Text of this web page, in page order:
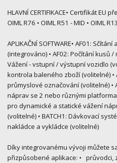
HLAVNÍ CERTIFIKACE• Certifikát EU
OIML R76 • OIML R51 - MID • OIML
APLIKAČNÍ SOFTWARE• AF01:
(integrováno) • AF02: Počítání kusů /
Vážení - vstupní / výstupní vozidlo
kontrola baleného zboží (volitelné) •
průmyslové označování (volitelné) •
náprav se 2 nebo různými
pro dynamické a statické vážení
(volitelné) • BATCH1: Dávkovací
nakládce a vykládce (volitelné)
Díky integrovanému vývoji můžete
přizpůsobené aplikace: •